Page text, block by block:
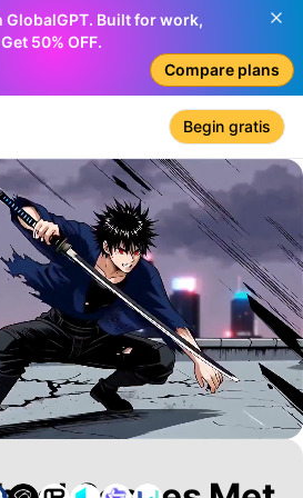
GlobalGPT. Built for work,
50% OFF.
Compare plans
Begin gratis